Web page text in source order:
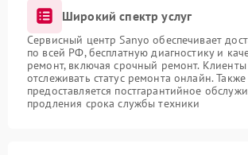
Широкий спектр услуг
Сервисный центр Sanyo обеспечивает
по всей РФ, бесплатную диагностику и
ремонт, включая срочный ремонт. Клиенты
отслеживать статус ремонта онлайн. Также
предоставляется постгарантийное
продления срока службы техники